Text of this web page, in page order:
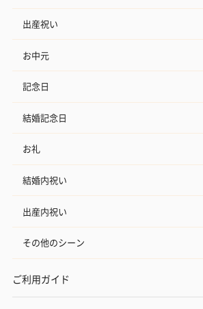
出産祝い
お中元
記念日
結婚記念日
お礼
結婚内祝い
出産内祝い
その他のシーン
ご利用ガイド